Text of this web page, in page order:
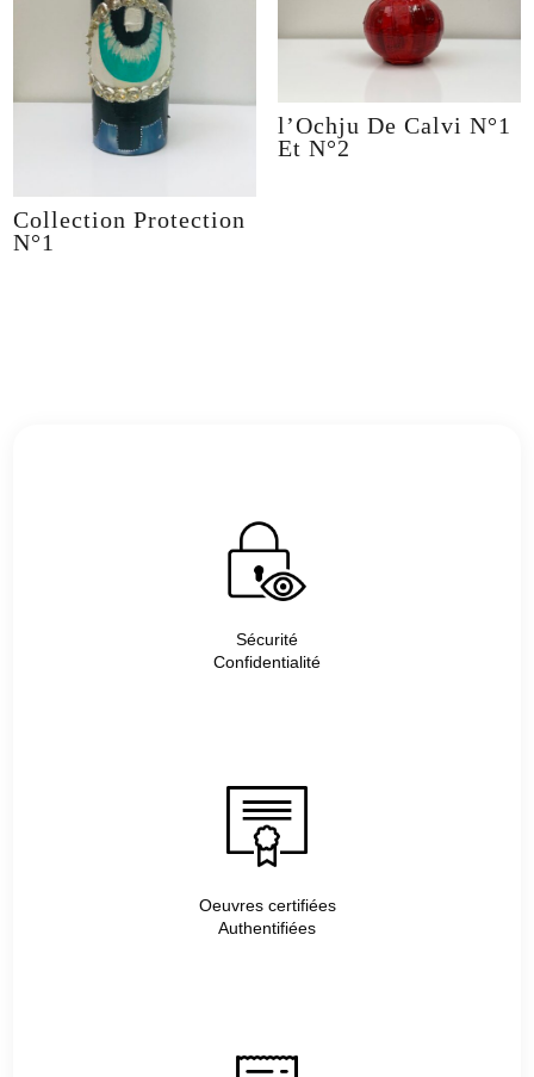
Collection Protection
N°1
l’Ochju De Calvi N°1
Et N°2
Sécurité
Confidentialité
Oeuvres certifiées
Authentifiées